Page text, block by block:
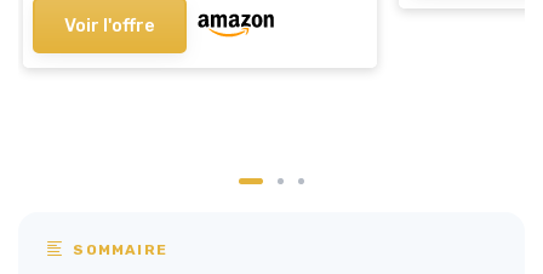
Voir l'offre
SOMMAIRE